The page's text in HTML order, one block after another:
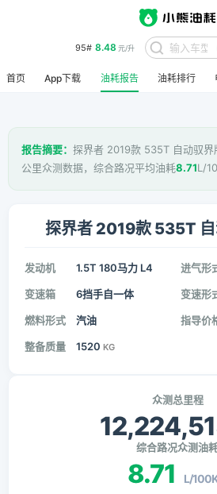
95# 8.48 元/升
首页 App下载 油耗报告 油耗排行
报告摘要： 探界者 2019款 535T 自动驭界
公里众测数据，综合路况平均油耗8.71L/
探界者 2019款 535T
发动机 1.5T 180马力 L4 进气形
变速箱 6挡手自一体 变速形
燃料形式 汽油 指导价
整备质量 1520 KG
众测总里程
综合路况众测油
8.71 L/